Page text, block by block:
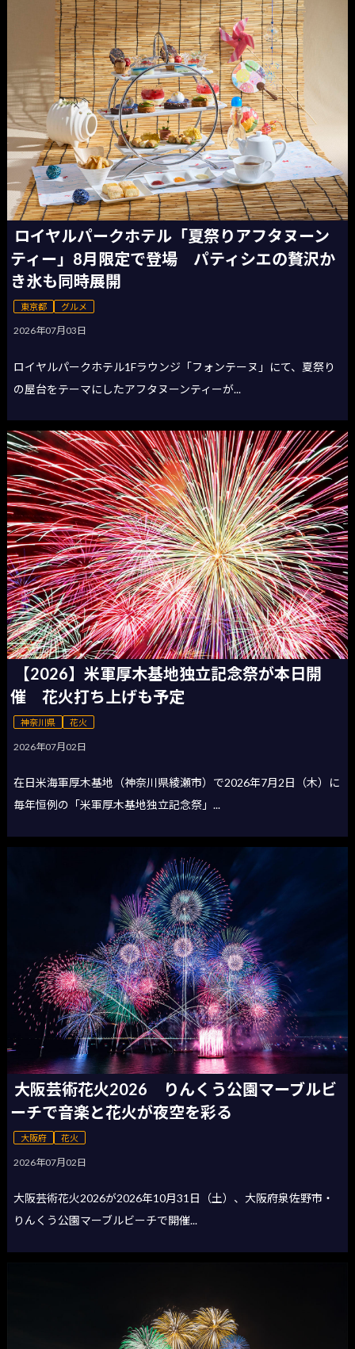
ロイヤルパークホテル「夏祭りアフタヌーン
ティー」8月限定で登場 パティシエの贅沢か
き氷も同時展開
東京都 グルメ
2026年07月03日
ロイヤルパークホテル1Fラウンジ「フォンテーヌ」にて、夏祭り
の屋台をテーマにしたアフタヌーンティーが...
【2026】米軍厚木基地独立記念祭が本日開
催 花火打ち上げも予定
神奈川県 花火
2026年07月02日
在日米海軍厚木基地（神奈川県綾瀬市）で2026年7月2日（木）に
毎年恒例の「米軍厚木基地独立記念祭」...
大阪芸術花火2026 りんくう公園マーブルビ
ーチで音楽と花火が夜空を彩る
大阪府 花火
2026年07月02日
大阪芸術花火2026が2026年10月31日（土）、大阪府泉佐野市・
りんくう公園マーブルビーチで開催...